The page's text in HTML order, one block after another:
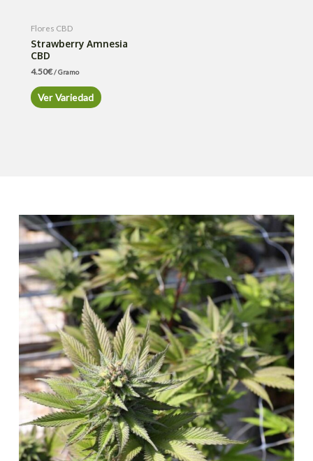
Flores CBD
Strawberry Amnesia
CBD
4.50€/ Gramo
Ver Variedad